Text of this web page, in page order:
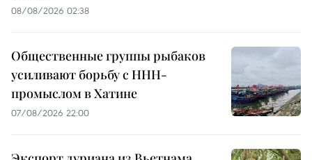
08/08/2026 02:38
Общественные группы рыбаков
усиливают борьбу с ННН-
промыслом в Хатине
07/08/2026 22:00